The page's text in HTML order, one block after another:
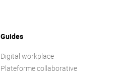
Guides
Digital workplace
Plateforme collaborative